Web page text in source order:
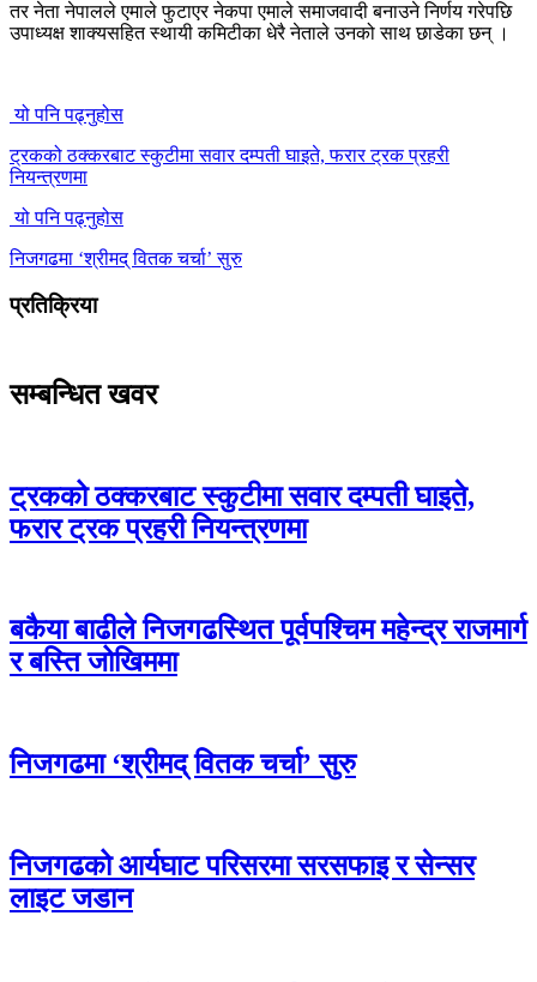
तर नेता नेपालले एमाले फुटाएर नेकपा एमाले समाजवादी बनाउने निर्णय गरेपछि
उपाध्यक्ष शाक्यसहित स्थायी कमिटीका धेरै नेताले उनको साथ छाडेका छन् ।
यो पनि पढ्नुहोस
ट्रकको ठक्करबाट स्कुटीमा सवार दम्पती घाइते, फरार ट्रक प्रहरी
नियन्त्रणमा
यो पनि पढ्नुहोस
निजगढमा ‘श्रीमद् वितक चर्चा’ सुरु
प्रतिक्रिया
सम्बन्धित खवर
ट्रकको ठक्करबाट स्कुटीमा सवार दम्पती घाइते,
फरार ट्रक प्रहरी नियन्त्रणमा
बकैया बाढीले निजगढस्थित पूर्वपश्चिम महेन्द्र राजमार्ग
र बस्ति जोखिममा
निजगढमा ‘श्रीमद् वितक चर्चा’ सुरु
निजगढको आर्यघाट परिसरमा सरसफाइ र सेन्सर
लाइट जडान